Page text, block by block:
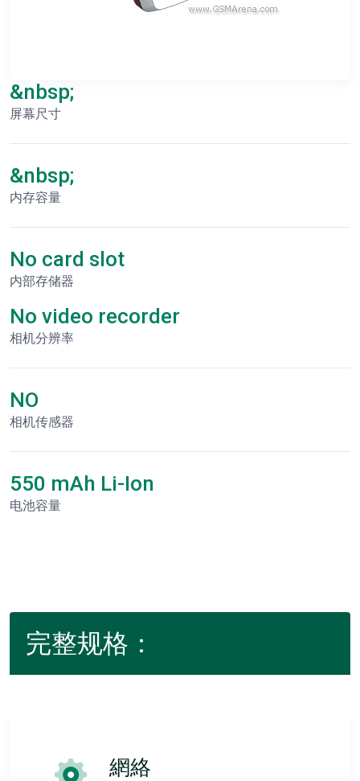
&nbsp;
屏幕尺寸
&nbsp;
内存容量
No card slot
内部存储器
No video recorder
相机分辨率
NO
相机传感器
550 mAh Li-Ion
电池容量
完整规格：
網絡